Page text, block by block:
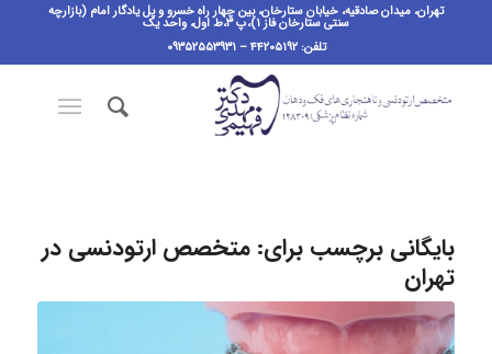
تهران، میدان صادقیه، خیابان ستارخان، بین چهار راه خسرو و پل یادگار امام (بازارچه
سنتی ستارخان فاز ۱)،پ ٣،ط اول، واحد یک
تلفن: ۴۴۲۰۵۱۹۲ – ۰۹۳۵۲۵۵۳۹۳۱
بایگانی برچسب برای: متخصص ارتودنسی در
تهران